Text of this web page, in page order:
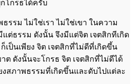
โกรธได้ครับ
รรม ไม่ใช่เรา ไม่ใช่เขา ในความ
ต่ธรรม ดังนั้น จึงมีแต่จิต เจตสิกทีเกิด
ป็นเพียง จิต เจตสิกที่ไม่ดีที่เกิดขึ้น
ดังนั้นจะโกรธ จิต เจตสิกที่ไม่ดีได้
งสภาพธรรมที่เกิดขึ้นและดับไปแต่ละ